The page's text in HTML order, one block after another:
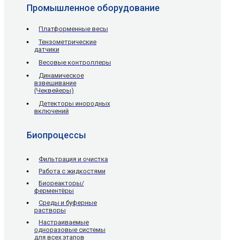
Промышленное оборудование
Платформенные весы
Тензометрические
датчики
Весовые контроллеры
Динамическое
взвешивание
(Чеквейеры)
Детекторы инородных
включений
Биопроцессы
Фильтрация и очистка
Работа с жидкостями
Биореакторы/
ферментёры
Среды и буферные
растворы
Настраиваемые
одноразовые системы
для всех этапов